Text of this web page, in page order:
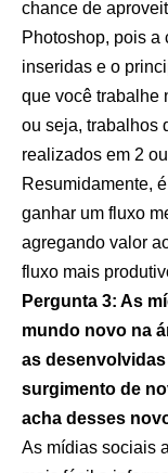
chance de
Photoshop, pois a
inseridas e o
que você trabalhe
ou seja, trabalhos
realizados em 2
Resumidamente,
ganhar um fluxo
agregando valor
fluxo mais
Pergunta 3: As
mundo novo na
as
surgimento de
acha desses
As mídias sociais